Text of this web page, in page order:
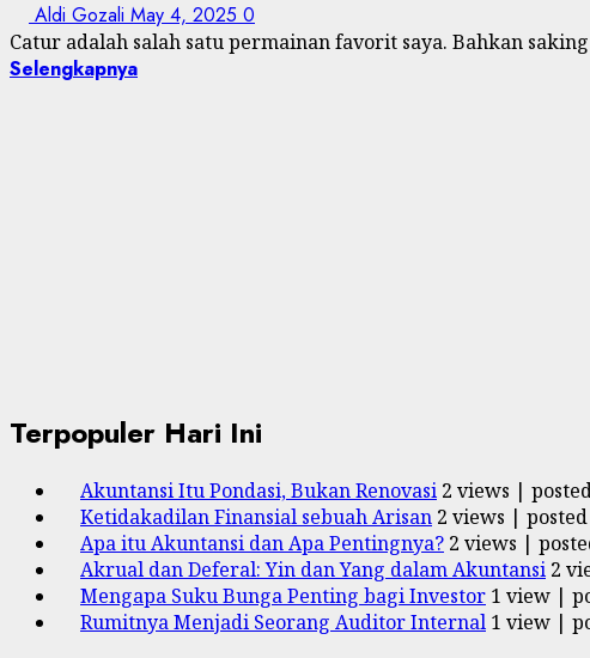
Aldi Gozali May 4, 2025 0
Catur adalah salah satu permainan favorit saya. Bahkan
Selengkapnya
Terpopuler Hari Ini
Akuntansi Itu Pondasi, Bukan Renovasi 2 views |
Ketidakadilan Finansial sebuah Arisan 2 views |
Apa itu Akuntansi dan Apa Pentingnya? 2 views |
Akrual dan Deferal: Yin dan Yang dalam Akuntansi 2
Mengapa Suku Bunga Penting bagi Investor 1 view |
Rumitnya Menjadi Seorang Auditor Internal 1 view |